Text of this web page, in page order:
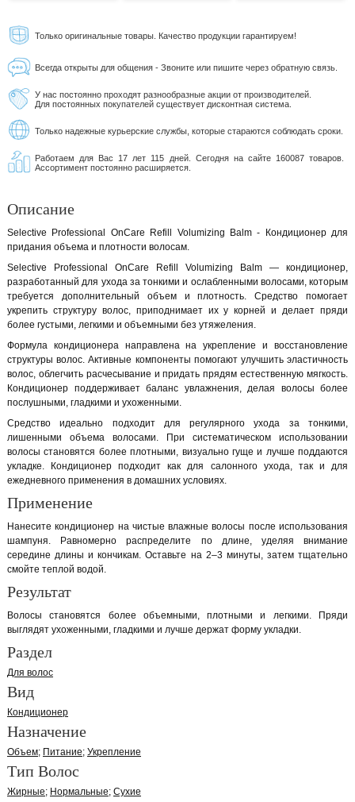
Только оригинальные товары. Качество продукции гарантируем!
Всегда открыты для общения - Звоните или пишите через обратную связь.
У нас постоянно проходят разнообразные акции от производителей.
Для постоянных покупателей существует дисконтная система.
Только надежные курьерские службы, которые стараются соблюдать сроки.
Работаем для Вас 17 лет 115 дней. Сегодня на сайте 160087 товаров.
Ассортимент постоянно расширяется.
Описание
Selective Professional OnCare Refill Volumizing Balm - Кондиционер для
придания объема и плотности волосам.
Selective Professional OnCare Refill Volumizing Balm — кондиционер,
разработанный для ухода за тонкими и ослабленными волосами, которым
требуется дополнительный объем и плотность. Средство помогает
укрепить структуру волос, приподнимает их у корней и делает пряди
более густыми, легкими и объемными без утяжеления.
Формула кондиционера направлена на укрепление и восстановление
структуры волос. Активные компоненты помогают улучшить эластичность
волос, облегчить расчесывание и придать прядям естественную мягкость.
Кондиционер поддерживает баланс увлажнения, делая волосы более
послушными, гладкими и ухоженными.
Средство идеально подходит для регулярного ухода за тонкими,
лишенными объема волосами. При систематическом использовании
волосы становятся более плотными, визуально гуще и лучше поддаются
укладке. Кондиционер подходит как для салонного ухода, так и для
ежедневного применения в домашних условиях.
Применение
Нанесите кондиционер на чистые влажные волосы после использования
шампуня. Равномерно распределите по длине, уделяя внимание
середине длины и кончикам. Оставьте на 2–3 минуты, затем тщательно
смойте теплой водой.
Результат
Волосы становятся более объемными, плотными и легкими. Пряди
выглядят ухоженными, гладкими и лучше держат форму укладки.
Раздел
Для волос
Вид
Кондиционер
Назначение
Объем Питание Укрепление
Тип Волос
Жирные Нормальные Сухие